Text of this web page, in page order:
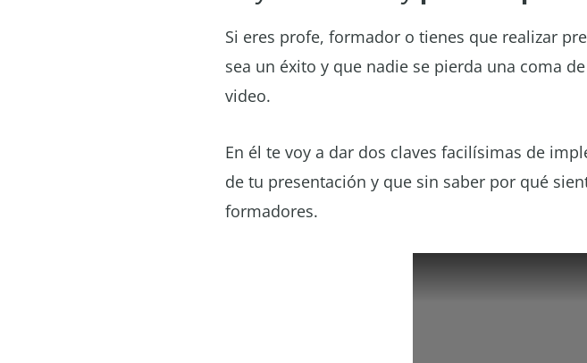
Si eres profe, formador o tienes que realizar
sea un éxito y que nadie se pierda una coma
video.
En él te voy a dar dos claves facilísimas de
de tu presentación y que sin saber por qué
formadores.